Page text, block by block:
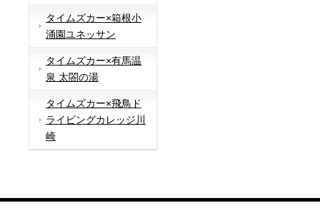
タイムズカー×箱根小
涌園ユネッサン
タイムズカー×有馬温
泉 太閤の湯
タイムズカー×飛鳥ド
ライビングカレッジ川
崎